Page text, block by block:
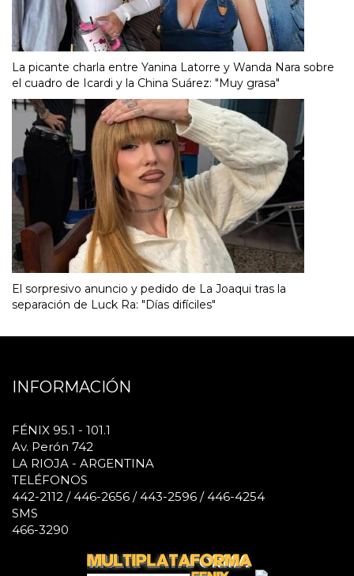
La picante charla entre Yanina Latorre y Wanda Nara sobre
el cuadro de Icardi y la China Suárez: "Muy grasa"
El sorpresivo anuncio y pedido de La Joaqui tras la
separación de Luck Ra: "Días difíciles"
INFORMACIÓN
FÉNIX 95.1 - 101.1
Av. Perón 742
LA RIOJA - ARGENTINA
TELÉFONOS
442-2112 / 446-2656 / 443-2596 / 446-4254
SMS
466-3290